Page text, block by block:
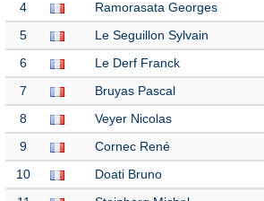
4 Ramorasata Georges
5 Le Seguillon Sylvain
6 Le Derf Franck
7 Bruyas Pascal
8 Veyer Nicolas
9 Cornec René
10 Doati Bruno